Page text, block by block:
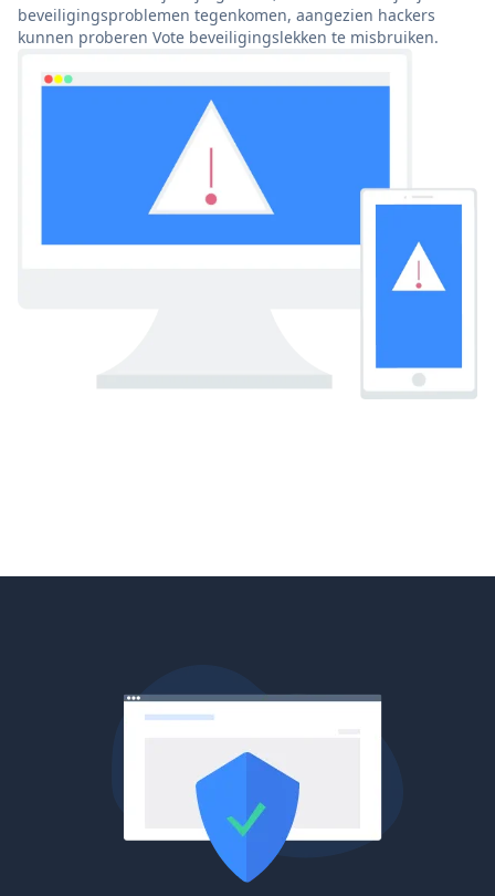
beveiligingsproblemen tegenkomen, aangezien hackers
kunnen proberen Vote beveiligingslekken te misbruiken.